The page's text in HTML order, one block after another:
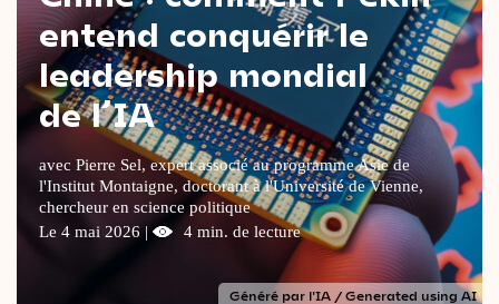
Le magazine 3,14
Vidéos & Podcast
Généré par l'IA / Generated using AI
entend conquérir le
leadership mondial
de l’IA
avec Pierre Sel, expert associé au programme Asie de
l'Institut Montaigne, doctorant à l'Université de Vienne,
chercheur en science politique
Le 4 mai 2026 |
4 min. de lecture